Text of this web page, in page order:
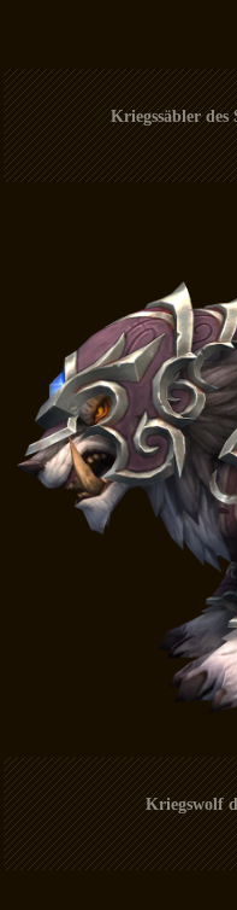
Kriegssäbler des
Kriegswolf